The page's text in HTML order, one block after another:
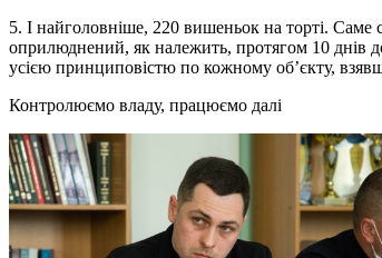
5. І найголовніше, 220 вишеньок на торті. Саме
оприлюднений, як належить, протягом 10 днів
усією принциповістю по кожному об’єкту,
Контролюємо владу, працюємо далі